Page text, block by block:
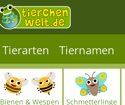
Tierarten Tiernamen
Bienen & Wespen Schmetterlinge